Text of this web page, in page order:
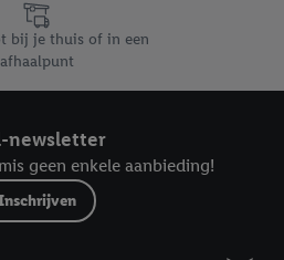
bij je thuis of in een
afhaalpunt
newsletter
geen enkele aanbieding!
om uw toestemming te allen tijde met
vindt het impressum hier.